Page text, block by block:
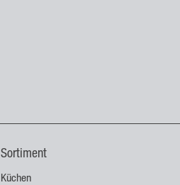
Sortiment
Küchen